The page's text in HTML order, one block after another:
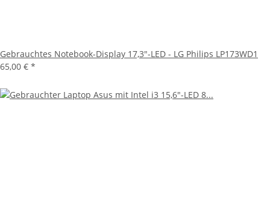
Gebrauchtes Notebook-Display 17,3"-LED - LG Philips LP173WD1
65,00 € *